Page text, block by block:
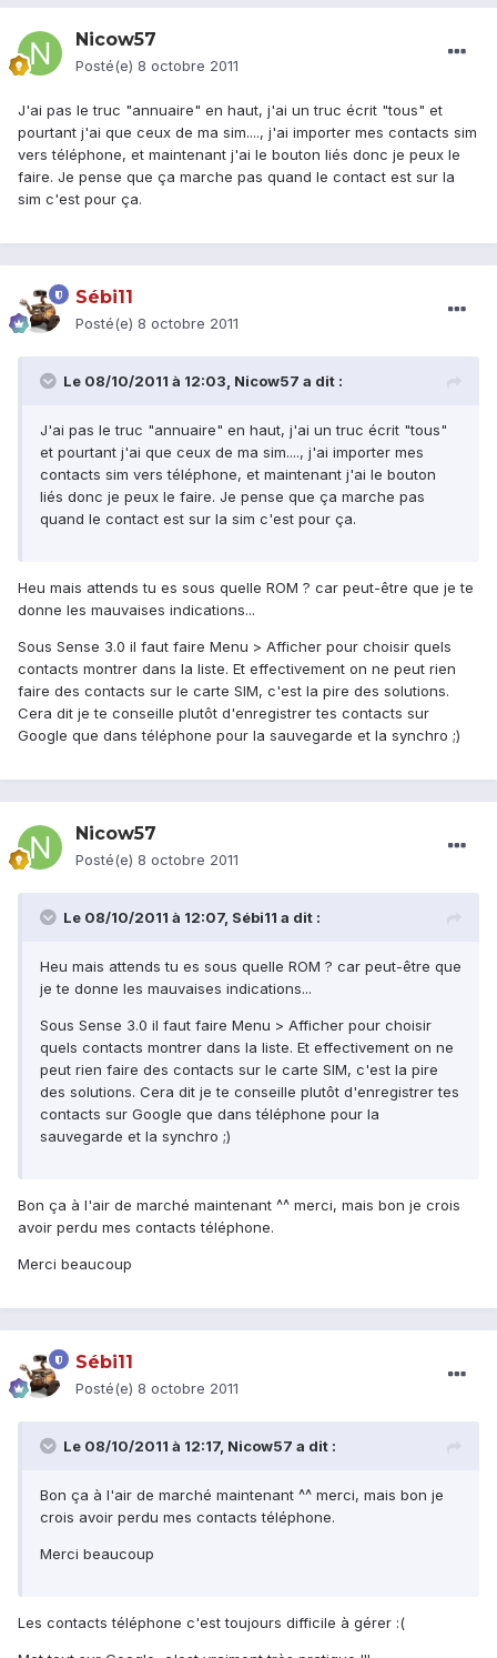
Nicow57
Posté(e) 8 octobre 2011
J'ai pas le truc "annuaire" en haut, j'ai un truc écrit "tous" et
pourtant j'ai que ceux de ma sim...., j'ai importer mes contacts sim
vers téléphone, et maintenant j'ai le bouton liés donc je peux le
faire. Je pense que ça marche pas quand le contact est sur la
sim c'est pour ça.
Sébi11
Posté(e) 8 octobre 2011
Le 08/10/2011 à 12:03, Nicow57 a dit :
J'ai pas le truc "annuaire" en haut, j'ai un truc écrit "tous"
et pourtant j'ai que ceux de ma sim...., j'ai importer mes
contacts sim vers téléphone, et maintenant j'ai le bouton
liés donc je peux le faire. Je pense que ça marche pas
quand le contact est sur la sim c'est pour ça.
Heu mais attends tu es sous quelle ROM ? car peut-être que je te
donne les mauvaises indications...
Sous Sense 3.0 il faut faire Menu > Afficher pour choisir quels
contacts montrer dans la liste. Et effectivement on ne peut rien
faire des contacts sur le carte SIM, c'est la pire des solutions.
Cera dit je te conseille plutôt d'enregistrer tes contacts sur
Google que dans téléphone pour la sauvegarde et la synchro ;)
Nicow57
Posté(e) 8 octobre 2011
Le 08/10/2011 à 12:07, Sébi11 a dit :
Heu mais attends tu es sous quelle ROM ? car peut-être que
je te donne les mauvaises indications...
Sous Sense 3.0 il faut faire Menu > Afficher pour choisir
quels contacts montrer dans la liste. Et effectivement on ne
peut rien faire des contacts sur le carte SIM, c'est la pire
des solutions. Cera dit je te conseille plutôt d'enregistrer tes
contacts sur Google que dans téléphone pour la
sauvegarde et la synchro ;)
Bon ça à l'air de marché maintenant ^^ merci, mais bon je crois
avoir perdu mes contacts téléphone.
Merci beaucoup
Sébi11
Posté(e) 8 octobre 2011
Le 08/10/2011 à 12:17, Nicow57 a dit :
Bon ça à l'air de marché maintenant ^^ merci, mais bon je
crois avoir perdu mes contacts téléphone.
Merci beaucoup
Les contacts téléphone c'est toujours difficile à gérer :(